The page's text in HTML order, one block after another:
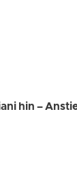
hin –